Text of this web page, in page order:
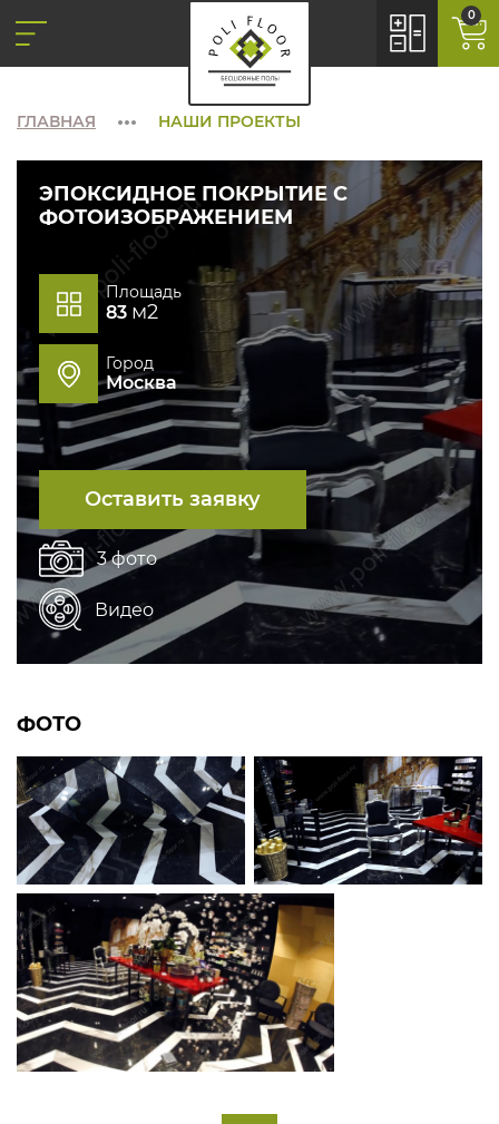
0
ГЛАВНАЯ НАШИ ПРОЕКТЫ
ЭПОКСИДНОЕ ПОКРЫТИЕ С
ФОТОИЗОБРАЖЕНИЕМ
Площадь
83 м2
Город
Москва
Оставить заявку
3 фото
Видео
ФОТО